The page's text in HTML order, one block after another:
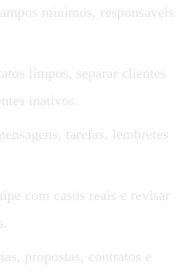
minimos, responsaveis
limpos, separar clientes
inativos.
tarefas, lembretes
com casos reais e revisar
propostas, contratos e